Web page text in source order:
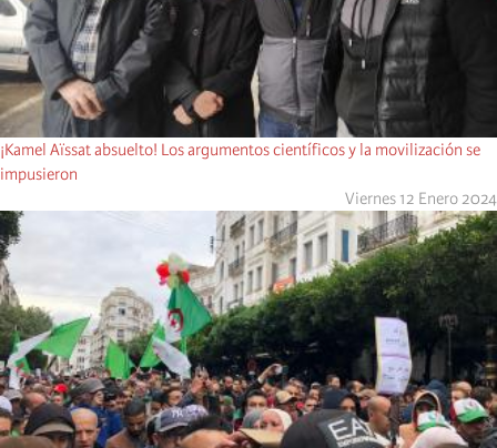
¡Kamel Aïssat absuelto! Los argumentos científicos y la movilización se
impusieron
Viernes 12 Enero 2024